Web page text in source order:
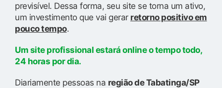
previsível. Dessa forma, seu site se torna um ativo,
um investimento que vai gerar retorno positivo em
pouco tempo.
Um site profissional estará online o tempo todo,
24 horas por dia.
Diariamente pessoas na região de Tabatinga/SP